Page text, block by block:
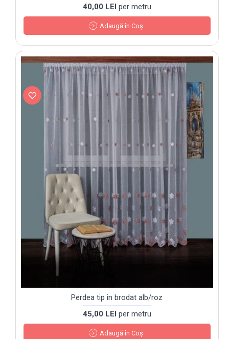
40,00 LEI per metru
Adaugă în Coş
Perdea tip in brodat alb/roz
45,00 LEI per metru
Adaugă în Coş